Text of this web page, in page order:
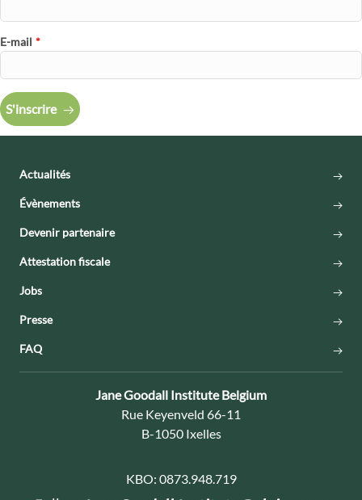
E-mail *
S'inscrire
Actualités
Évènements
Devenir partenaire
Attestation fiscale
Jobs
Presse
FAQ
Contact:
Jane Goodall Institute Belgium
Adresse:
Rue Keyenveld 66-11
B-1050 Ixelles
KBO: 0873.948.719